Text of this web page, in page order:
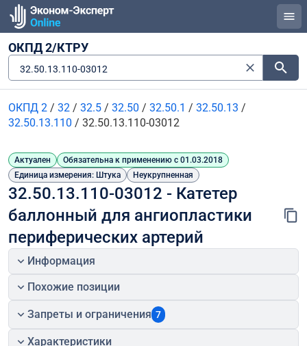
ОКПД 2/КТРУ
32.50.13.110-03012
ОКПД 2 / 32 / 32.5 / 32.50 / 32.50.1 / 32.50.13 /
32.50.13.110 / 32.50.13.110-03012
Актуален
Обязательна к применению с 01.03.2018
Единица измерения: Штука
Неукрупненная
32.50.13.110-03012 - Катетер
баллонный для ангиопластики
периферических артерий
Информация
Похожие позиции
Запреты и ограничения 7
Характеристики